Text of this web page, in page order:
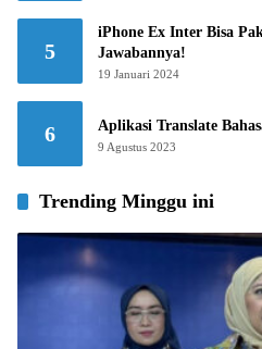
5
iPhone Ex Inter Bisa
Jawabannya!
19 Januari 2024
6 Aplikasi Translate
9 Agustus 2023
Trending Minggu ini